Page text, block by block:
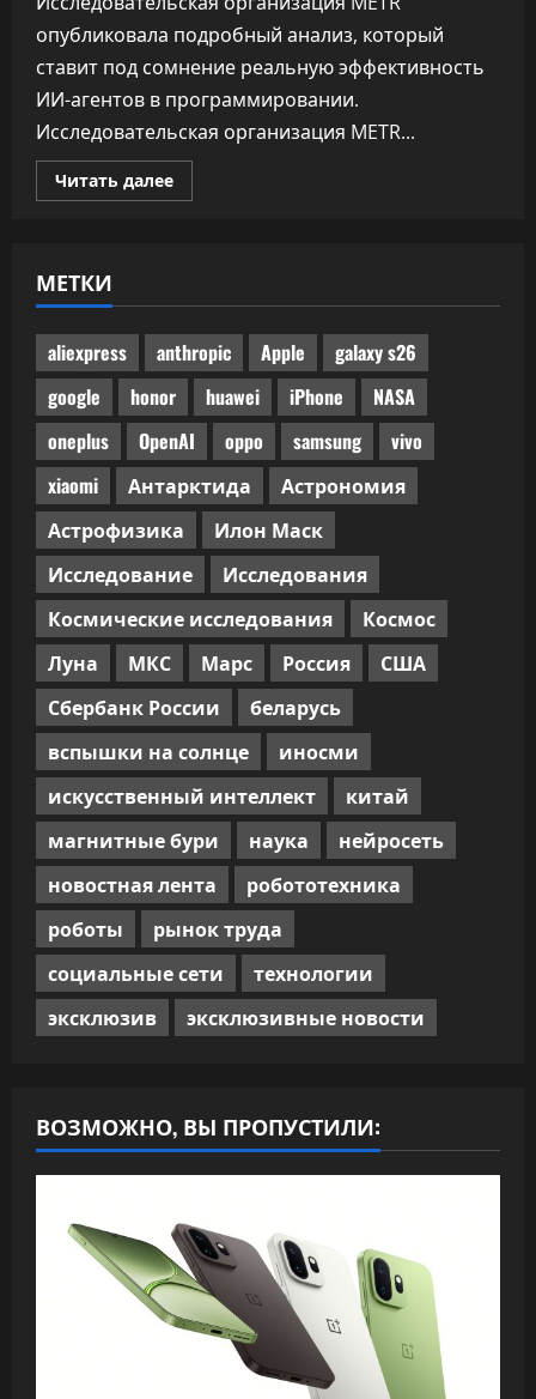
опубликовала подробный анализ, который
ставит под сомнение реальную эффективность
ИИ-агентов в программировании.
Исследовательская организация METR...
Читать далееПрочитать
больше
не
прошла
ручного
код-
ревью
МЕТКИ
aliexpress anthropic Apple
galaxy s26
google
honor huawei iPhone
NASA
oneplus
OpenAI oppo samsung
vivo
xiaomi
Антарктида
Астрономия
Астрофизика
Илон Маск
Исследование
Исследования
Космические исследования
Космос
Луна
МКС Марс Россия
США
Сбербанк России
беларусь
вспышки на солнце
иносми
искусственный интеллект
китай
магнитные бури
наука
нейросеть
новостная лента
робототехника
роботы
рынок труда
социальные сети
технологии
эксклюзив
эксклюзивные новости
ВОЗМОЖНО, ВЫ ПРОПУСТИЛИ: